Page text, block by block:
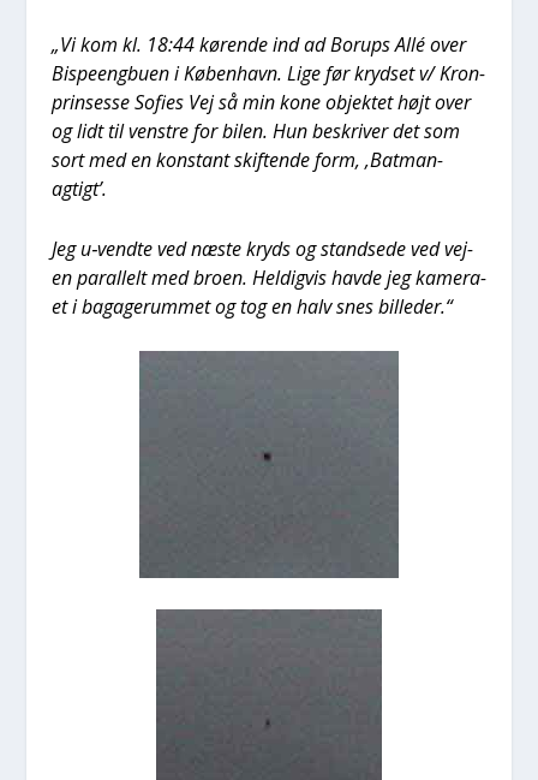
„Vi kom kl. 18:44 køren­de ind ad Borups Allé over
Bis­pe­eng­bu­en i Køben­havn. Lige før kryd­set v/ Kron­
prin­ses­se Sofies Vej så min kone objek­tet højt over
og lidt til ven­stre for bilen. Hun beskri­ver det som
sort med en kon­stant skif­ten­de form, ‚Bat­man-
agtigt’.
Jeg u‑vendte ved næste kryds og stand­se­de ved vej­
en paral­lelt med bro­en. Hel­dig­vis hav­de jeg kame­ra­
et i baga­ge­rum­met og tog en halv snes bil­le­der.“